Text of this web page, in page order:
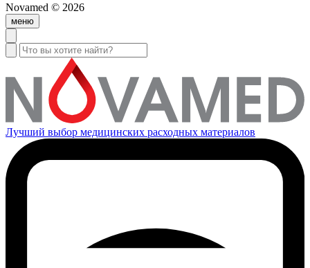
Novamed © 2026
меню
Лучший выбор медицинских расходных материалов